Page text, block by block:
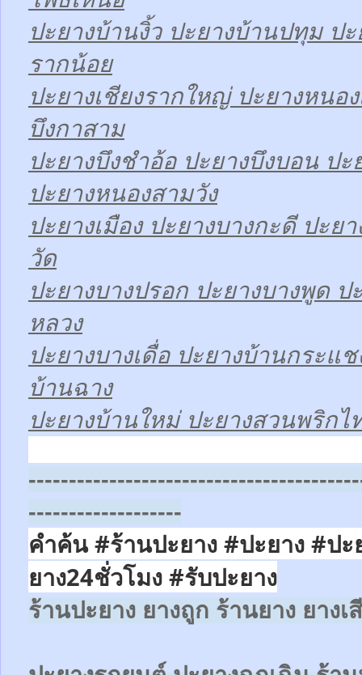
ปะยางบ้านงิ้ว ปะยางบ้านปทุม ป
รากน้อย
ปะยางเชียงรากใหญ่ ปะยางหนอ
บึงกาสาม
ปะยางบึงชำอ้อ ปะยางบึงบอน ป
ปะยางหนองสามวัง
ปะยางเมือง ปะยางบางกะดี ปะย
วัด
ปะยางบางปรอก ปะยางบางพูด ป
หลวง
ปะยางบางเดื่อ ปะยางบ้านกระแ
บ้านฉาง
ปะยางบ้านใหม่ ปะยางสวนพริก
-------------------
คำค้น #ร้านปะยาง #ปะยาง #ป
ยาง24ชั่วโมง #รับปะยาง
ร้านปะยาง ยางถูก ร้านยาง ยางเ